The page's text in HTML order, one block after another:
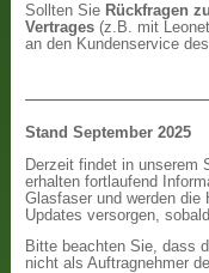
Sollten Sie Rückfragen
Vertrages (z.B. mit
an den Kundenservice
Stand September 2025
Derzeit findet in unserem
erhalten fortlaufend
Glasfaser und werden die
Updates versorgen,
Bitte beachten Sie, dass
nicht als Auftragnehmer